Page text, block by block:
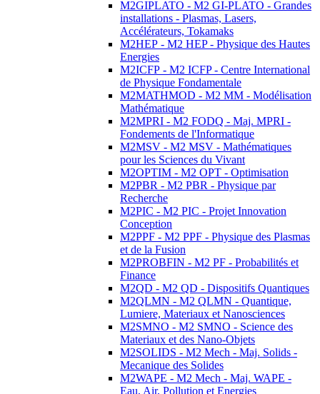
M2GIPLATO - M2 GI-PLATO - Grandes
installations - Plasmas, Lasers,
Accélérateurs, Tokamaks
M2HEP - M2 HEP - Physique des Hautes
Energies
M2ICFP - M2 ICFP - Centre International
de Physique Fondamentale
M2MATHMOD - M2 MM - Modélisation
Mathématique
M2MPRI - M2 FODQ - Maj. MPRI -
Fondements de l'Informatique
M2MSV - M2 MSV - Mathématiques
pour les Sciences du Vivant
M2OPTIM - M2 OPT - Optimisation
M2PBR - M2 PBR - Physique par
Recherche
M2PIC - M2 PIC - Projet Innovation
Conception
M2PPF - M2 PPF - Physique des Plasmas
et de la Fusion
M2PROBFIN - M2 PF - Probabilités et
Finance
M2QD - M2 QD - Dispositifs Quantiques
M2QLMN - M2 QLMN - Quantique,
Lumiere, Materiaux et Nanosciences
M2SMNO - M2 SMNO - Science des
Materiaux et des Nano-Objets
M2SOLIDS - M2 Mech - Maj. Solids -
Mecanique des Solides
M2WAPE - M2 Mech - Maj. WAPE -
Eau, Air, Pollution et Energies